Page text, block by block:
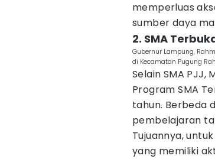
memperluas
sumber daya
2. SMA
Gubernur Lampung,
di Kecamatan Pugung
Selain SMA PJJ,
Program SMA
tahun. Berbeda
pembelajaran
Tujuannya,
yang memiliki